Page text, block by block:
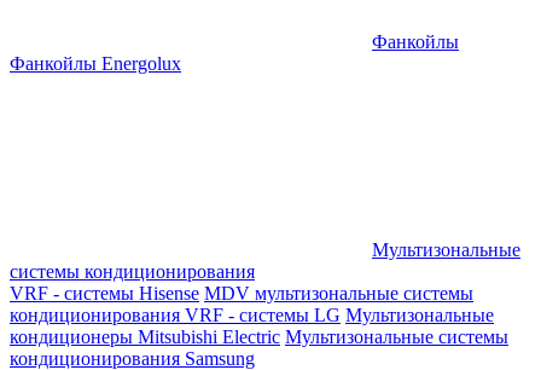
Фанкойлы
Фанкойлы Energolux
Мультизональные
системы кондиционирования
VRF - системы Hisense MDV мультизональные системы
кондиционирования VRF - системы LG Мультизональные
кондиционеры Mitsubishi Electric Мультизональные системы
кондиционирования Samsung